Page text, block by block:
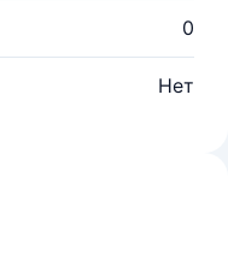
0
Нет